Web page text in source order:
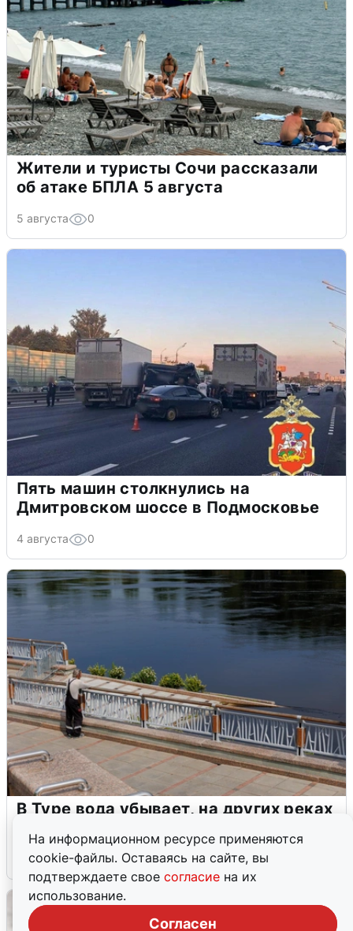
На информационном ресурсе применяются
cookie-файлы. Оставаясь на сайте, вы
подтверждаете свое согласие на их
использование.
Согласен
Жители и туристы Сочи рассказали
об атаке БПЛА 5 августа
5 августа 0
Пять машин столкнулись на
Дмитровском шоссе в Подмосковье
4 августа 0
В Туре вода убывает, на других реках
4 августа 0